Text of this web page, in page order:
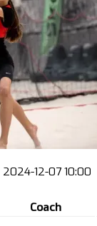
2024-12-07 10:00
Coach